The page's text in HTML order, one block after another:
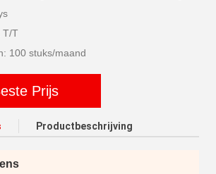
T/T
100 stuks/maand
Prijs
Productbeschrijving